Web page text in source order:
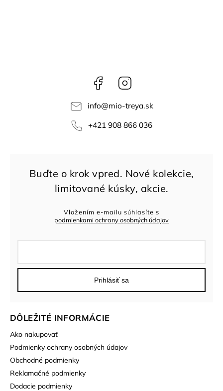
Facebook
info@mio-treya.sk
+421 908 866 036
DÔLEŽITÉ INFORMÁCIE
Ako nakupovať
Podmienky ochrany osobných údajov
Obchodné podmienky
Reklamačné podmienky
Dodacie podmienky
Vložením e-mailu súhlasíte s
podmienkami ochrany osobných údajov
Prihlásiť sa